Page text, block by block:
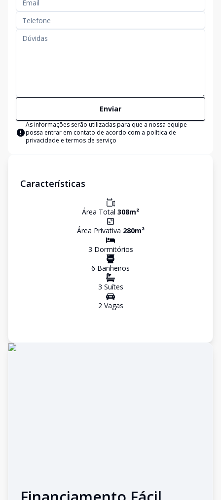
Enviar
As informações serão utilizadas para que a nossa equipe
possa entrar em contato de acordo com a política de
privacidade e termos de serviço
Características
Área Total 308m²
Área Privativa 280m²
3 Dormitórios
6 Banheiros
3 Suítes
2Vagas